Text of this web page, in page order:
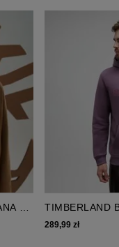
Z
TIMBERLAND
HAMPTHON
289,99 zł